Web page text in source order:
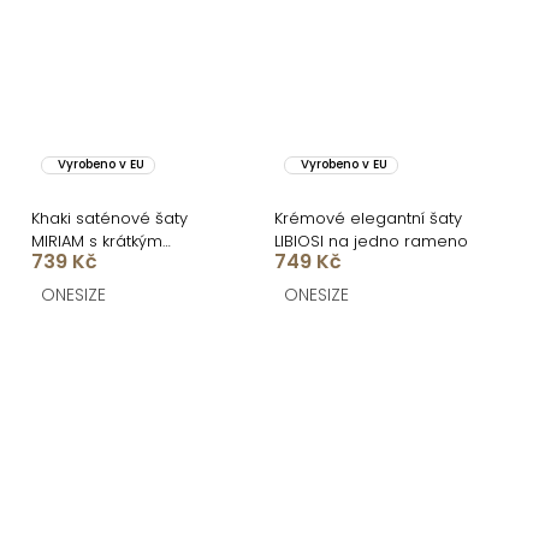
Vyrobeno v EU
Khaki saténové šaty
MIRIAM s krátkým
rukávem
739 Kč
ONESIZE
Vyrobeno v EU
Krémové elegantní šaty
LIBIOSI na jedno rameno
749 Kč
ONESIZE